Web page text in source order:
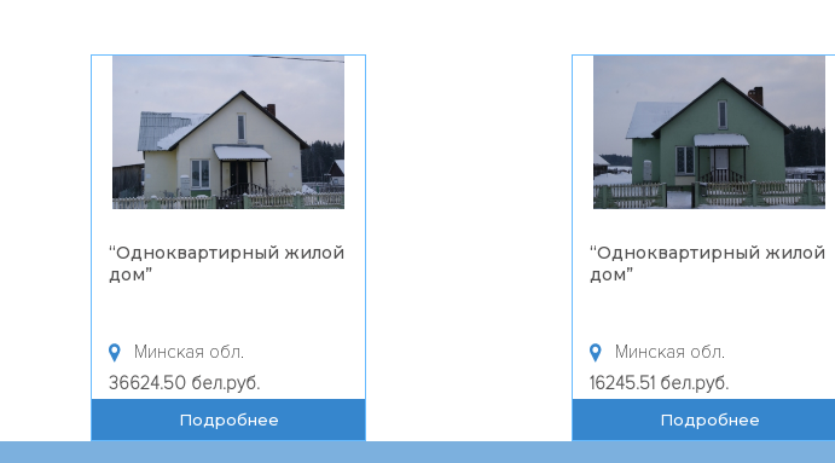
“Одноквартирный жилой
дом”
Минская обл.
36624.50 бел.руб.
Подробнее
“Одноквартирный жилой
дом”
Минская обл.
16245.51 бел.руб.
Подробнее